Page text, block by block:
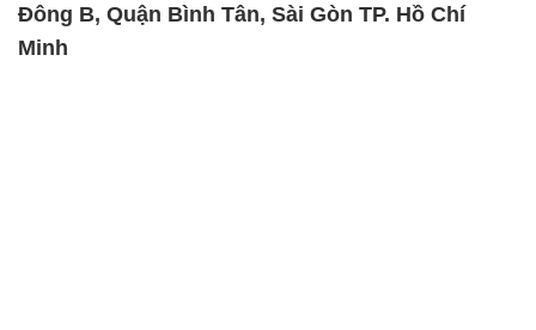
Đông B, Quận Bình Tân, Sài Gòn TP. Hồ Chí
Minh